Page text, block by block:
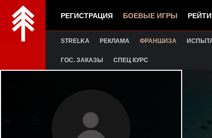
РЕГИСТРАЦИЯ БОЕВЫЕ ИГРЫ
STRELKA РЕКЛАМА ФРАНШИЗА
ГОС. ЗАКАЗЫ СПЕЦ КУРС